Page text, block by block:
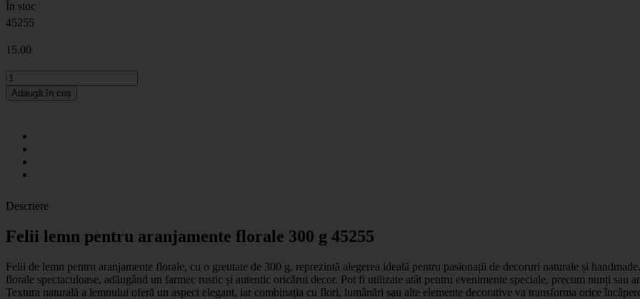
În stoc
45255
15.00
Adaugă în coș
Descriere
Felii lemn pentru aranjamente florale 300 g 45255
Felii de lemn pentru aranjamente florale, cu o greutate de 300 g, reprezintă alegerea ideală pentru pasionații de decoruri naturale și
florale spectaculoase, adăugând un farmec rustic și autentic oricărui decor. Pot fi utilizate atât pentru evenimente speciale, precum nunți sau
Textura naturală a lemnului oferă un aspect elegant, iar combinația cu flori, lumânări sau alte elemente decorative va transforma orice